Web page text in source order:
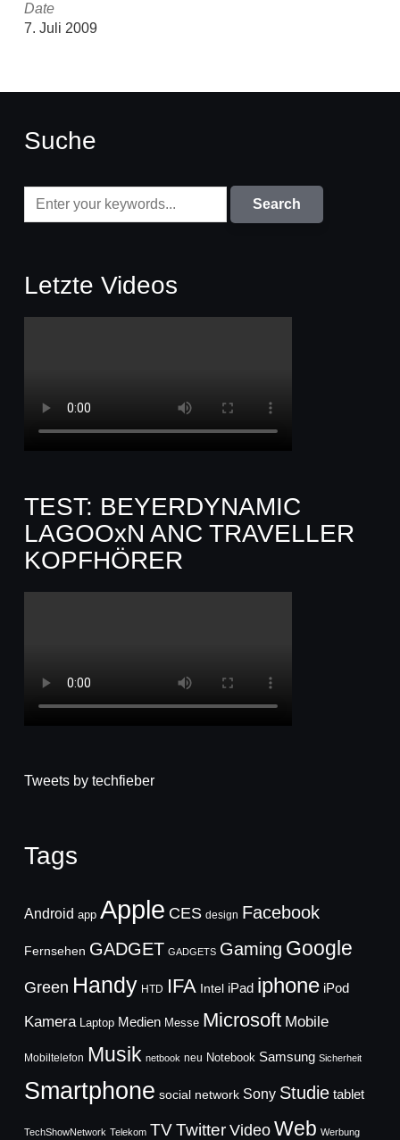
Date
7. Juli 2009
Suche
Letzte Videos
TEST: BEYERDYNAMIC
LAGOOxN ANC TRAVELLER
KOPFHÖRER
Tweets by techfieber
Tags
Android app Apple CES design Facebook
Fernsehen GADGET GADGETS Gaming Google
Green Handy HTD IFA Intel iPad iphone iPod
Kamera Laptop Medien Messe Microsoft Mobile
Mobiltelefon Musik netbook neu Notebook Samsung Sicherheit
Smartphone social network Sony Studie tablet
TechShowNetwork Telekom TVTwitter Video Web Werbung